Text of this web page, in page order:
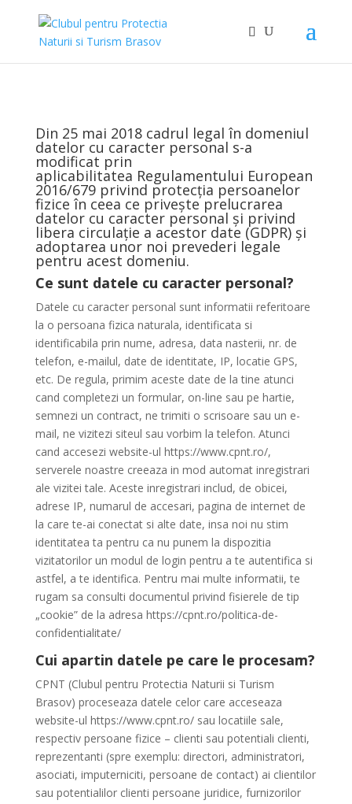
Din 25 mai 2018 cadrul legal în domeniul
datelor cu caracter personal s-a
modificat prin
aplicabilitatea Regulamentului European
2016/679 privind protecția persoanelor
fizice în ceea ce privește prelucrarea
datelor cu caracter personal și privind
libera circulație a acestor date (GDPR) și
adoptarea unor noi prevederi legale
pentru acest domeniu.
Ce sunt datele cu caracter personal?
Datele cu caracter personal sunt informatii referitoare
la o persoana fizica naturala, identificata si
identificabila prin nume, adresa, data nasterii, nr. de
telefon, e-mailul, date de identitate, IP, locatie GPS,
etc. De regula, primim aceste date de la tine atunci
cand completezi un formular, on-line sau pe hartie,
semnezi un contract, ne trimiti o scrisoare sau un e-
mail, ne vizitezi siteul sau vorbim la telefon. Atunci
cand accesezi website-ul https://www.cpnt.ro/,
serverele noastre creeaza in mod automat inregistrari
ale vizitei tale. Aceste inregistrari includ, de obicei,
adrese IP, numarul de accesari, pagina de internet de
la care te-ai conectat si alte date, insa noi nu stim
identitatea ta pentru ca nu punem la dispozitia
vizitatorilor un modul de login pentru a te autentifica si
astfel, a te identifica. Pentru mai multe informatii, te
rugam sa consulti documentul privind fisierele de tip
„cookie” de la adresa https://cpnt.ro/politica-de-
confidentialitate/
Cui apartin datele pe care le procesam?
CPNT (Clubul pentru Protectia Naturii si Turism
Brasov) proceseaza datele celor care acceseaza
website-ul https://www.cpnt.ro/ sau locatiile sale,
respectiv persoane fizice – clienti sau potentiali clienti,
reprezentanti (spre exemplu: directori, administratori,
asociati, imputerniciti, persoane de contact) ai clientilor
sau potentialilor clienti persoane juridice, furnizorilor